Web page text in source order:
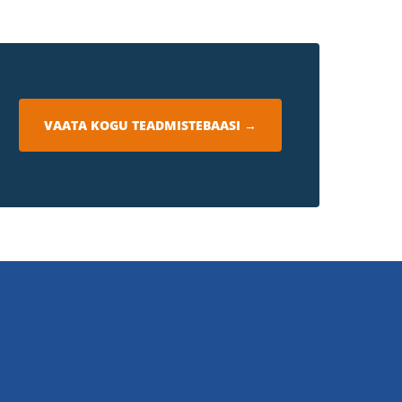
VAATA KOGU TEADMISTEBAASI →